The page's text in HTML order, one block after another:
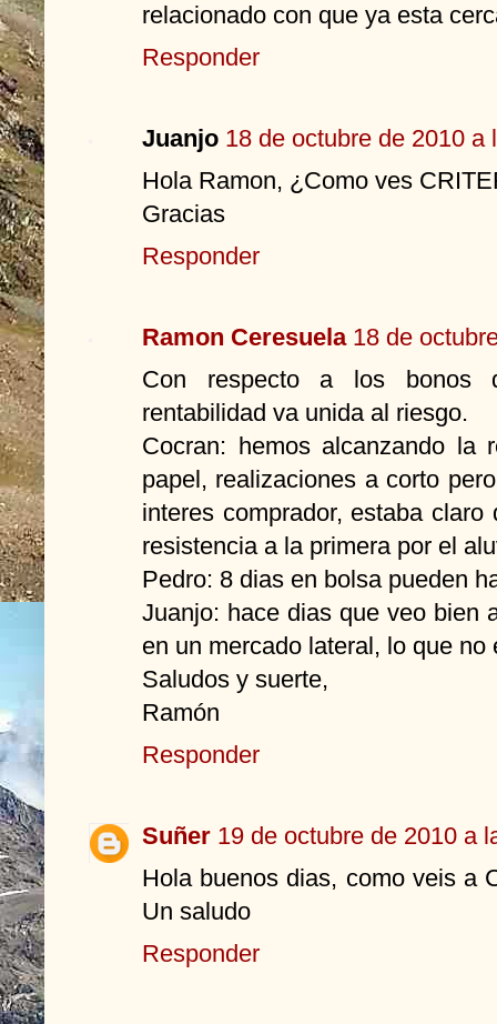
relacionado con que ya esta
Responder
Juanjo 18 de octubre de 2010 a
Hola Ramon, ¿Como ves
Gracias
Responder
Ramon Ceresuela 18 de
Con respecto a los bonos
rentabilidad va unida al riesgo.
Cocran: hemos alcanzando la
papel, realizaciones a corto
interes comprador, estaba
resistencia a la primera por el
Pedro: 8 dias en bolsa pueden
Juanjo: hace dias que veo bien
en un mercado lateral, lo que no
Saludos y suerte,
Ramón
Responder
Suñer 19 de octubre de 2010 a
Hola buenos dias, como veis a
Un saludo
Responder